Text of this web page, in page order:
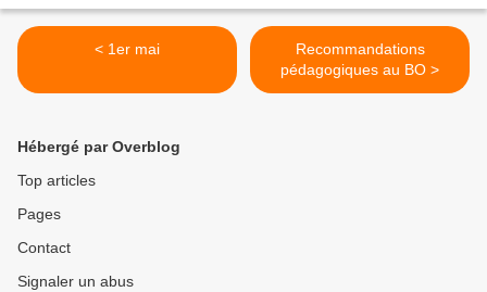
< 1er mai
Recommandations
pédagogiques au BO >
Hébergé par Overblog
Top articles
Pages
Contact
Signaler un abus